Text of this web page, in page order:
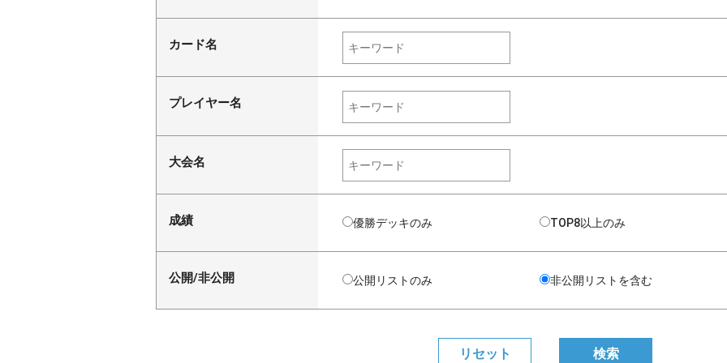
カード名
プレイヤー名
大会名
成績 優勝デッキのみ TOP8以上のみ
公開/非公開 公開リストのみ 非公開リストを含む